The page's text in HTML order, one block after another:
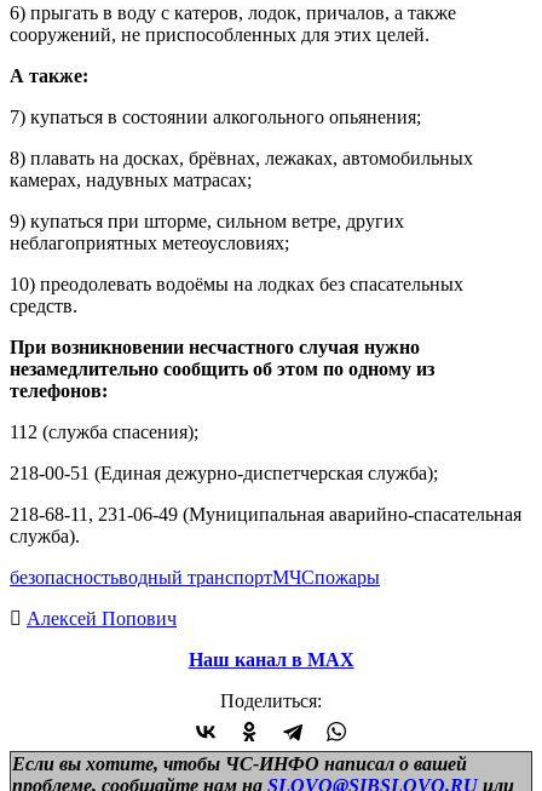
6) прыгать в воду с катеров, лодок, причалов, а также
сооружений, не приспособленных для этих целей.
А также:
7) купаться в состоянии алкогольного опьянения;
8) плавать на досках, брёвнах, лежаках, автомобильных
камерах, надувных матрасах;
9) купаться при шторме, сильном ветре, других
неблагоприятных метеоусловиях;
10) преодолевать водоёмы на лодках без спасательных
средств.
При возникновении несчастного случая нужно
незамедлительно сообщить об этом по одному из
телефонов:
112 (служба спасения);
218-00-51 (Единая дежурно-диспетчерская служба);
218-68-11, 231-06-49 (Муниципальная аварийно-спасательная
служба).
безопасностьводный транспортМЧСпожары
Алексей Попович
Наш канал в МАХ
Поделиться:
Если вы хотите, чтобы ЧС-ИНФО написал о вашей
проблеме, сообщайте нам на SLOVO@SIBSLOVO.RU или